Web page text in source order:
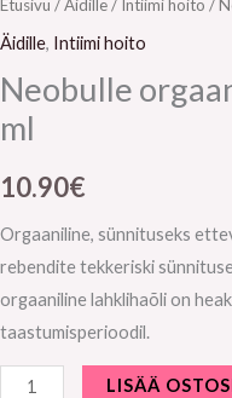
Etusivu /Äidille/ Intiimi hoito /
Äidille, Intiimi hoito
Neobulle
ml
10.90€
Orgaaniline, sünnituseks
rebendite tekkeriski
orgaaniline lahklihaõli on
taastumisperioodil.
LISÄÄ